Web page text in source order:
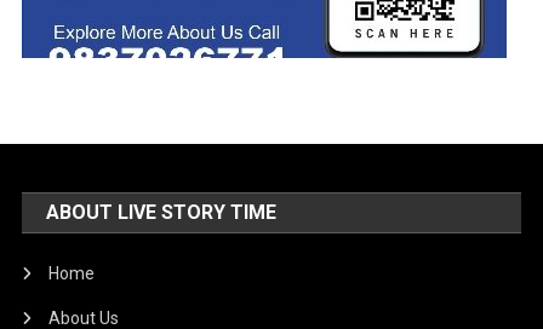
ABOUT LIVE STORY TIME
Home
About Us